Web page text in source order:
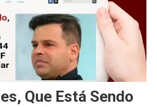
Que Está Sendo